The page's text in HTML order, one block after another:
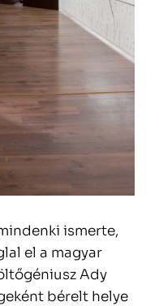
ismerte,
el a magyar
Ady
bérelt helye